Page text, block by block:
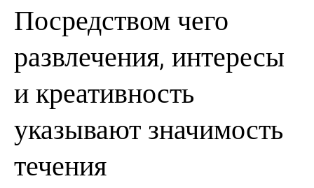
Посредством чего
развлечения, интересы
и креативность
указывают значимость
течения